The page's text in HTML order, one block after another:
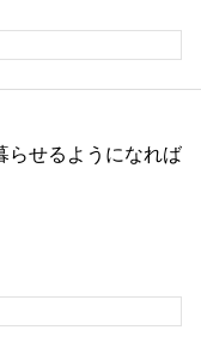
らせるようになれば